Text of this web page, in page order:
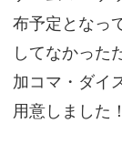
布予定となっ
してなかった
加コマ・ダイ
用意しました